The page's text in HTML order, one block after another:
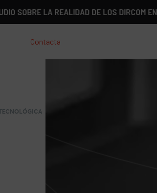
LA REALIDAD DE LOS DIRCOM EN ESPAÑA
Contacta